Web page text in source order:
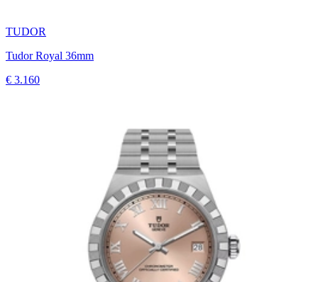
TUDOR
Tudor Royal 36mm
€ 3.160